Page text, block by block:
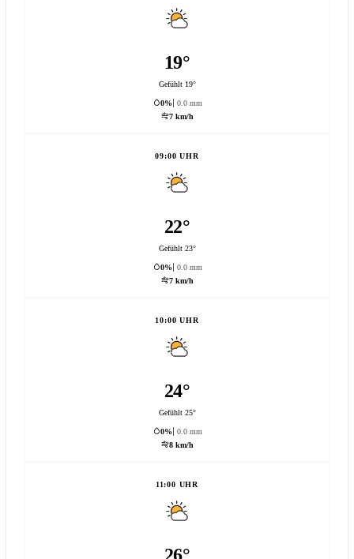
19°
Gefühlt 19°
0%
0.0 mm
7 km/h
09:00 UHR
22°
Gefühlt 23°
0%
0.0 mm
7 km/h
10:00 UHR
24°
Gefühlt 25°
0%
0.0 mm
8 km/h
11:00 UHR
26°